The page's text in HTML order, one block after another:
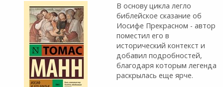
В основу цикла легло
библейское сказание об
Иосифе Прекрасном - автор
поместил его в
исторический контекст и
добавил подробностей,
благодаря которым легенда
раскрылась еще ярче.